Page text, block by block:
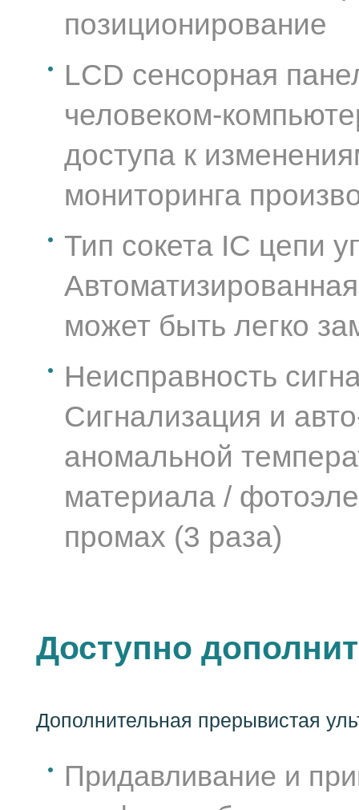
позиционирование
LCD сенсорная
человеком-
доступа к
мониторинга
Тип сокета IC цепи
может быть легко
Неисправность
Сигнализация и
аномальной
материала /
промах (3 раза)
Доступно
Дополнительная прерывистая
Придавливание и